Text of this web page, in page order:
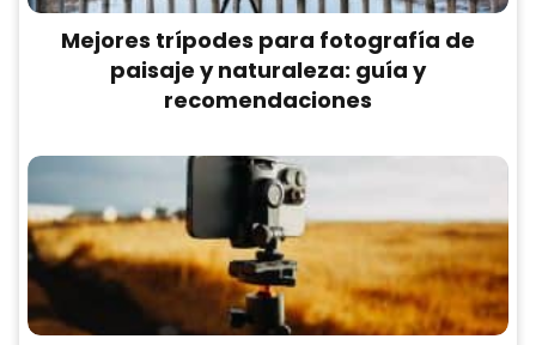
Mejores trípodes para fotografía de
paisaje y naturaleza: guía y
recomendaciones